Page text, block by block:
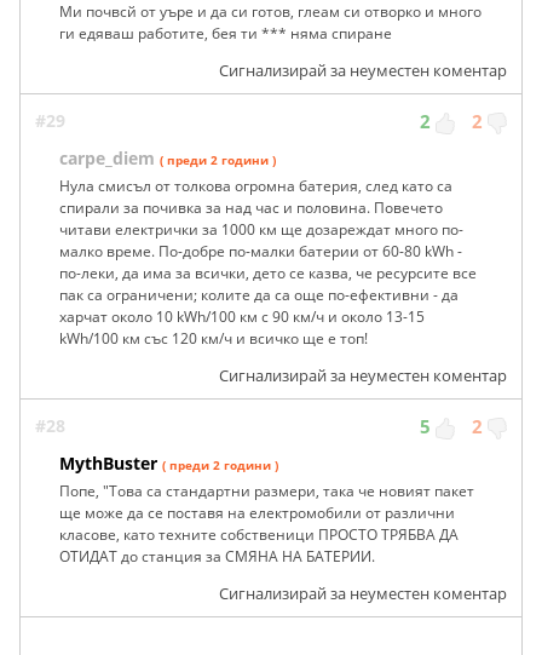
Ми почвсй от уъре и да си готов, глеам си отворко и много
ги едяваш работите, бея ти *** няма спиране
Сигнализирай за неуместен коментар
#29 2 2
carpe_diem ( преди 2 години )
Нула смисъл от толкова огромна батерия, след като са
спирали за почивка за над час и половина. Повечето
читави електрички за 1000 км ще дозареждат много по-
малко време. По-добре по-малки батерии от 60-80 kWh -
по-леки, да има за всички, дето се казва, че ресурсите все
пак са ограничени; колите да са още по-ефективни - да
харчат около 10 kWh/100 км с 90 км/ч и около 13-15
kWh/100 км със 120 км/ч и всичко ще е топ!
Сигнализирай за неуместен коментар
#28 5 2
MythBuster ( преди 2 години )
Попе, "Това са стандартни размери, така че новият пакет
ще може да се поставя на електромобили от различни
класове, като техните собственици ПРОСТО ТРЯБВА ДА
ОТИДАТ до станция за СМЯНА НА БАТЕРИИ.
Сигнализирай за неуместен коментар